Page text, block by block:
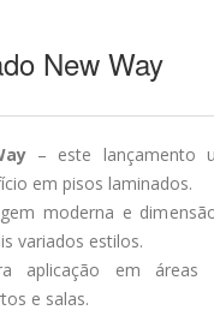
New Way
– este lançamento
em pisos laminados.
moderna e
variados estilos.
aplicação em áreas
e salas.